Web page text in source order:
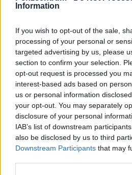
Information
If you wish to opt-out of the sale,
processing of your personal or
targeted advertising by us, please
section to confirm your selection.
opt-out request is processed you
interest-based ads based on
us or personal information
your opt-out. You may separately
disclosure of your personal
IAB’s list of downstream
also be disclosed by us to third
Downstream Participants that may
Kihúzták a Skandináv lottó
PÉNZCENTRUM| 2026. április 22. 20:58
A Skandináv lottó
2026-ban
Kihúzták a Skandináv lottó
Mutatjuk, elvitték-e ezen a héten
PÉNZCENTRUM| 2026. április 18. 08:02
Döbbenet az európai
sorsolásán: rengeteg